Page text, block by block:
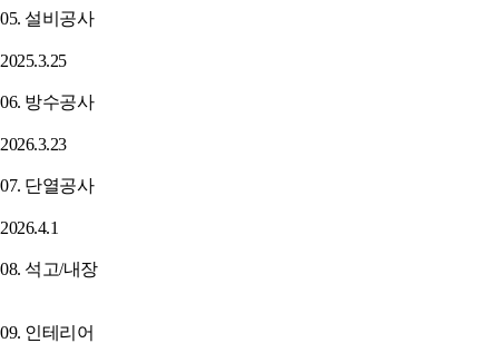
05. 설비공사
2025.3.25
06. 방수공사
2026.3.23
07. 단열공사
2026.4.1
08. 석고/내장
09. 인테리어